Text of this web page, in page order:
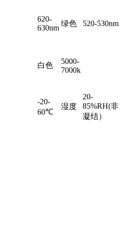
620-
630nm
绿色 520-530nm
白色
5000-
7000k
-20-
60℃
湿度
20-
85%RH(非
凝结）